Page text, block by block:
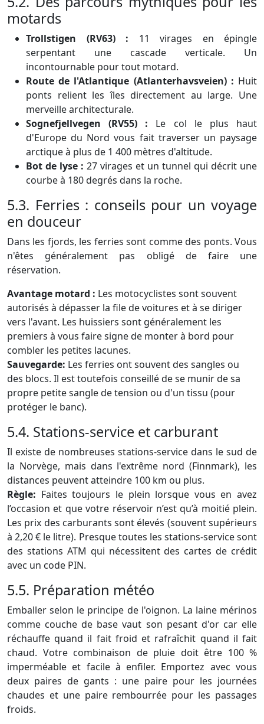
motards
Trollstigen (RV63) : 11 virages en épingle
serpentant une cascade verticale. Un
incontournable pour tout motard.
Route de l'Atlantique (Atlanterhavsveien) : Huit
ponts relient les îles directement au large. Une
merveille architecturale.
Sognefjellvegen (RV55) : Le col le plus haut
d'Europe du Nord vous fait traverser un paysage
arctique à plus de 1 400 mètres d'altitude.
Bot de lyse : 27 virages et un tunnel qui décrit une
courbe à 180 degrés dans la roche.
5.3. Ferries : conseils pour un voyage
en douceur
Dans les fjords, les ferries sont comme des ponts. Vous
n'êtes généralement pas obligé de faire une
réservation.
Avantage motard : Les motocyclistes sont souvent
autorisés à dépasser la file de voitures et à se diriger
vers l'avant. Les huissiers sont généralement les
premiers à vous faire signe de monter à bord pour
combler les petites lacunes.
Sauvegarde: Les ferries ont souvent des sangles ou
des blocs. Il est toutefois conseillé de se munir de sa
propre petite sangle de tension ou d'un tissu (pour
protéger le banc).
5.4. Stations-service et carburant
Il existe de nombreuses stations-service dans le sud de
la Norvège, mais dans l'extrême nord (Finnmark), les
distances peuvent atteindre 100 km ou plus.
Règle: Faites toujours le plein lorsque vous en avez
l’occasion et que votre réservoir n’est qu’à moitié plein.
Les prix des carburants sont élevés (souvent supérieurs
à 2,20 € le litre). Presque toutes les stations-service sont
des stations ATM qui nécessitent des cartes de crédit
avec un code PIN.
5.5. Préparation météo
Emballer selon le principe de l'oignon. La laine mérinos
comme couche de base vaut son pesant d'or car elle
réchauffe quand il fait froid et rafraîchit quand il fait
chaud. Votre combinaison de pluie doit être 100 %
imperméable et facile à enfiler. Emportez avec vous
deux paires de gants : une paire pour les journées
chaudes et une paire rembourrée pour les passages
froids.